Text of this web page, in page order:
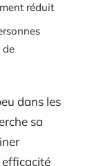
réduit
de
dans les
sa
efficacité